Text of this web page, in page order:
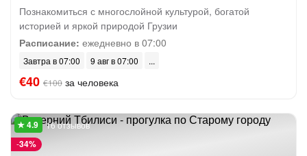
Познакомиться с многослойной культурой, богатой
историей и яркой природой Грузии
Расписание: ежедневно в 07:00
Завтра в 07:00 9 авг в 07:00
€40 €100 за человека
-34%
16 отзывов